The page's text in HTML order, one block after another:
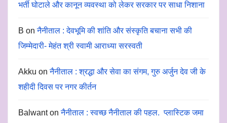
भर्ती घोटाले और कानून व्यवस्था को लेकर सरकार पर साधा निशाना
B onनैनीताल : देवभूमि की शांति और संस्कृति बचाना सभी की
जिम्मेदारी- मेहंत श्री स्वामी आराध्या सरस्वती
Akku onनैनीताल : श्रद्धा और सेवा का संगम, गुरु अर्जुन देव जी के
शहीदी दिवस पर नगर कीर्तन
Balwantonनैनीताल : स्वच्छ नैनीताल की पहल. प्लास्टिक जमा